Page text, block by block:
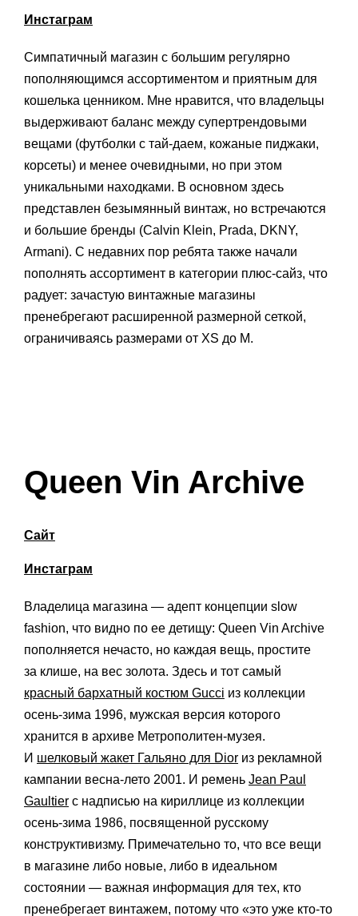
Инстаграм
Симпатичный магазин с большим регулярно
пополняющимся ассортиментом и приятным для
кошелька ценником. Мне нравится, что владельцы
выдерживают баланс между супертрендовыми
вещами (футболки с тай-даем, кожаные пиджаки,
корсеты) и менее очевидными, но при этом
уникальными находками. В основном здесь
представлен безымянный винтаж, но встречаются
и большие бренды (Calvin Klein, Prada, DKNY,
Armani). С недавних пор ребята также начали
пополнять ассортимент в категории плюс-сайз, что
радует: зачастую винтажные магазины
пренебрегают расширенной размерной сеткой,
ограничиваясь размерами от XS до M.
Queen Vin Archive
Сайт
Инстаграм
Владелица магазина — адепт концепции slow
fashion, что видно по ее детищу: Queen Vin Archive
пополняется нечасто, но каждая вещь, простите
за клише, на вес золота. Здесь и тот самый
красный бархатный костюм Gucci из коллекции
осень-зима 1996, мужская версия которого
хранится в архиве Метрополитен-музея.
И шелковый жакет Гальяно для Dior из рекламной
кампании весна-лето 2001. И ремень Jean Paul
Gaultier с надписью на кириллице из коллекции
осень-зима 1986, посвященной русскому
конструктивизму. Примечательно то, что все вещи
в магазине либо новые, либо в идеальном
состоянии — важная информация для тех, кто
пренебрегает винтажем, потому что «это уже кто-то